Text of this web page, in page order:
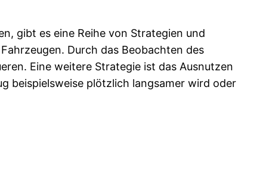
gibt es eine Reihe von Strategien und
Durch das Beobachten des
Eine weitere Strategie ist das Ausnutzen
beispielsweise plötzlich langsamer wird oder